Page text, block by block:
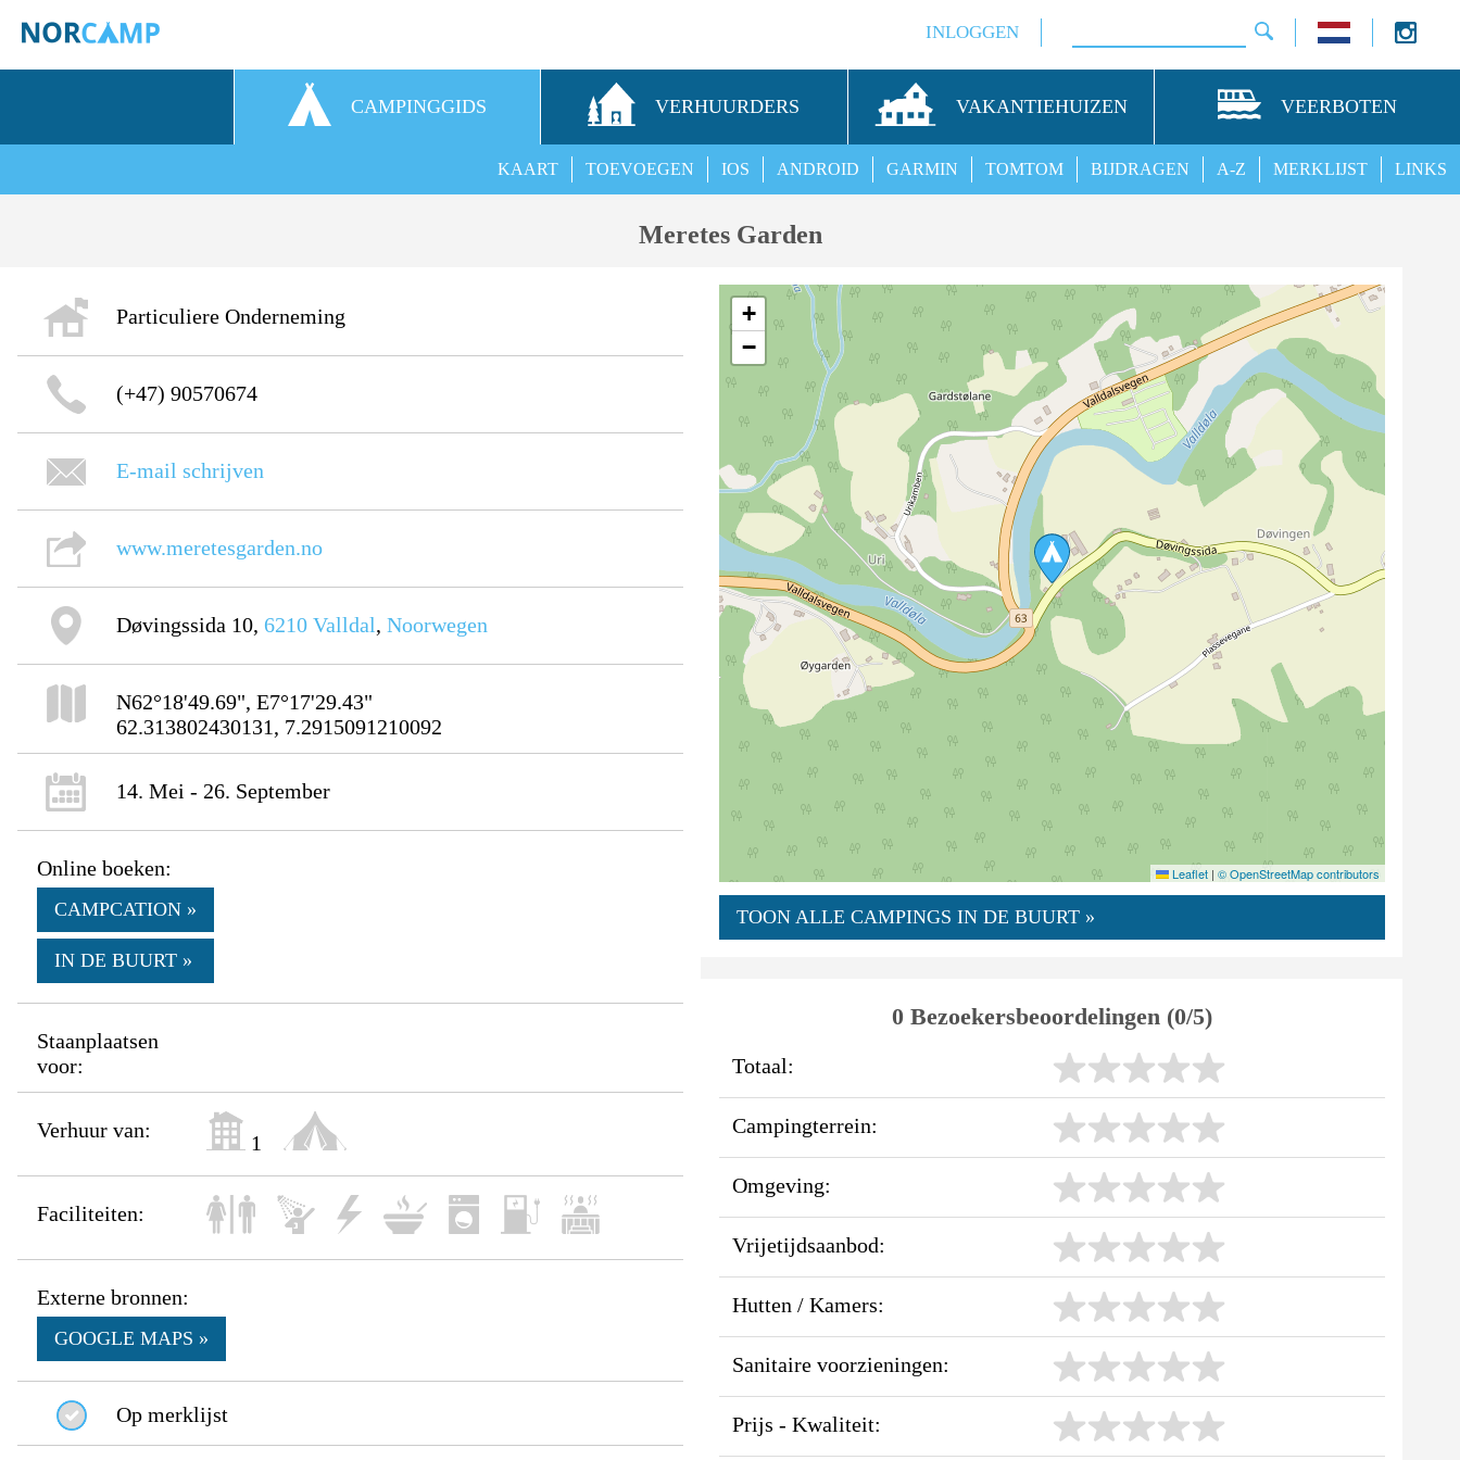
INLOGGEN
CAMPINGGIDS VERHUURDERS VAKANTIEHUIZEN VEERBOTEN
LINKS
MERKLIJST
A-Z
BIJDRAGEN
TOMTOM
GARMIN
ANDROID
IOS
TOEVOEGEN
KAART
Meretes Garden
Particuliere Onderneming
(+47) 90570674
E-mail schrijven
www.meretesgarden.no
Døvingssida 10, 6210 Valldal,Noorwegen
N62°18'49.69", E7°17'29.43"
62.313802430131, 7.2915091210092
14. Mei - 26. September
Online boeken:
CAMPCATION »
IN DE BUURT »
Staanplaatsen
voor:
Verhuur van:
1
Faciliteiten:
Externe bronnen:
GOOGLE MAPS »
Op merklijst
+
−
Leaflet | © OpenStreetMap contributors
TOON ALLE CAMPINGS IN DE BUURT »
0 Bezoekersbeoordelingen (0/5)
Totaal:
Campingterrein:
Omgeving:
Vrijetijdsaanbod:
Hutten / Kamers:
Sanitaire voorzieningen:
Prijs - Kwaliteit: